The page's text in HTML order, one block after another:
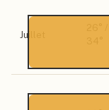
Juillet